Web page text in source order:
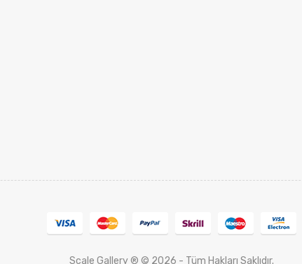
Scale Gallery ® © 2026 - Tüm Hakları Saklıdır.